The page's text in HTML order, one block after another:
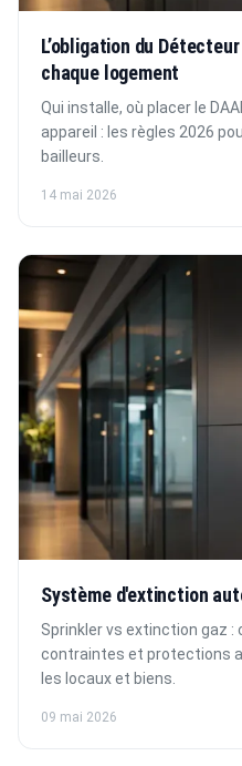
L’obligation du
chaque logement
Qui installe, où placer le
appareil : les règles 2026
bailleurs.
14 mai 2026
Système d'extinction
Sprinkler vs extinction gaz
contraintes et protections
les locaux et biens.
09 mai 2026